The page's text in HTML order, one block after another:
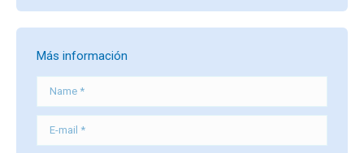
Más información
Name *
E-mail *